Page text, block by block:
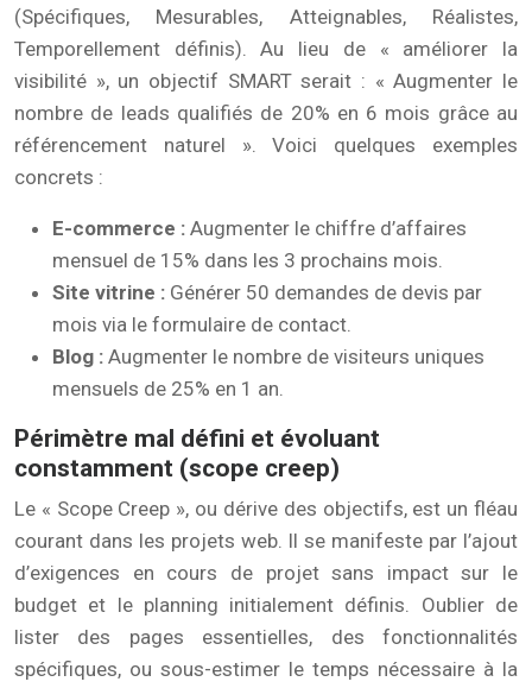
(Spécifiques, Mesurables, Atteignables, Réalistes,
Temporellement définis). Au lieu de « améliorer la
visibilité », un objectif SMART serait : « Augmenter le
nombre de leads qualifiés de 20% en 6 mois grâce au
référencement naturel ». Voici quelques exemples
concrets :
E-commerce : Augmenter le chiffre d’affaires
mensuel de 15% dans les 3 prochains mois.
Site vitrine : Générer 50 demandes de devis par
mois via le formulaire de contact.
Blog : Augmenter le nombre de visiteurs uniques
mensuels de 25% en 1 an.
Périmètre mal défini et évoluant
constamment (scope creep)
Le « Scope Creep », ou dérive des objectifs, est un fléau
courant dans les projets web. Il se manifeste par l’ajout
d’exigences en cours de projet sans impact sur le
budget et le planning initialement définis. Oublier de
lister des pages essentielles, des fonctionnalités
spécifiques, ou sous-estimer le temps nécessaire à la